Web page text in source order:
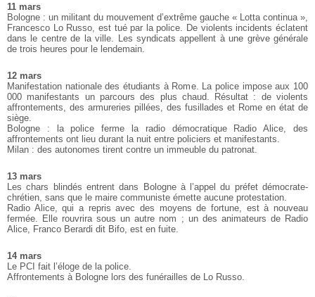
11 mars
Bologne : un militant du mouvement d’extrême gauche « Lotta continua »,
Francesco Lo Russo, est tué par la police. De violents incidents éclatent
dans le centre de la ville. Les syndicats appellent à une grève générale
de trois heures pour le lendemain.
12 mars
Manifestation nationale des étudiants à Rome. La police impose aux 100
000 manifestants un parcours des plus chaud. Résultat : de violents
affrontements, des armureries pillées, des fusillades et Rome en état de
siège.
Bologne : la police ferme la radio démocratique Radio Alice, des
affrontements ont lieu durant la nuit entre policiers et manifestants.
Milan : des autonomes tirent contre un immeuble du patronat.
13 mars
Les chars blindés entrent dans Bologne à l’appel du préfet démocrate-
chrétien, sans que le maire communiste émette aucune protestation.
Radio Alice, qui a repris avec des moyens de fortune, est à nouveau
fermée. Elle rouvrira sous un autre nom ; un des animateurs de Radio
Alice, Franco Berardi dit Bifo, est en fuite.
14 mars
Le PCI fait l’éloge de la police.
Affrontements à Bologne lors des funérailles de Lo Russo.